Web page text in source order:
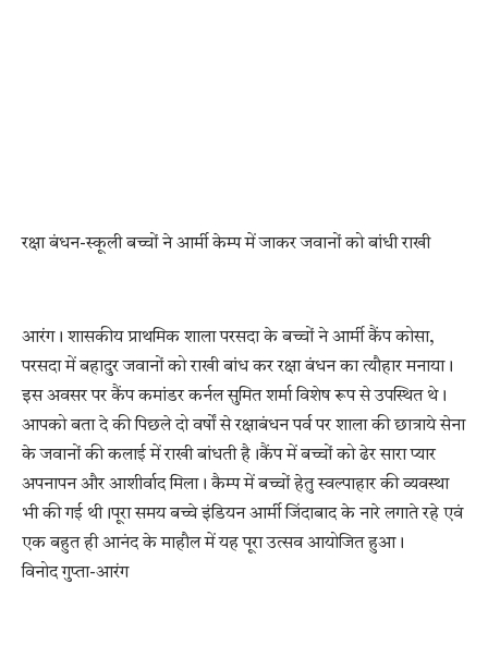
रक्षा बंधन-स्कूली बच्चों ने आर्मी केम्प में जाकर जवानों को बांधी राखी
आरंग। शासकीय प्राथमिक शाला परसदा के बच्चों ने आर्मी कैंप कोसा,
परसदा में बहादुर जवानों को राखी बांध कर रक्षा बंधन का त्यौहार मनाया।
इस अवसर पर कैंप कमांडर कर्नल सुमित शर्मा विशेष रूप से उपस्थित थे।
आपको बता दे की पिछले दो वर्षों से रक्षाबंधन पर्व पर शाला की छात्राये सेना
के जवानों की कलाई में राखी बांधती है।कैंप में बच्चों को ढेर सारा प्यार
अपनापन और आशीर्वाद मिला। कैम्प में बच्चों हेतु स्वल्पाहार की व्यवस्था
भी की गई थी।पूरा समय बच्चे इंडियन आर्मी जिंदाबाद के नारे लगाते रहे एवं
एक बहुत ही आनंद के माहौल में यह पूरा उत्सव आयोजित हुआ।
विनोद गुप्ता-आरंग